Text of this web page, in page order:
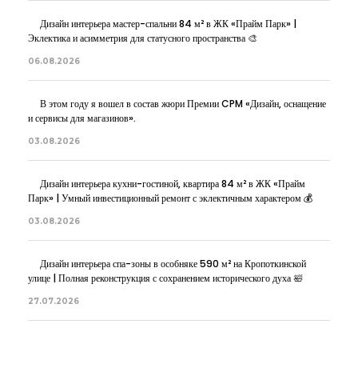
Дизайн интерьера мастер-спальни 84 м² в ЖК «Прайм Парк» |
Эклектика и асимметрия для статусного пространства 🎨
06.08.2026
В этом году я вошел в состав жюри Премии CPM «Дизайн, оснащение
и сервисы для магазинов».
03.08.2026
Дизайн интерьера кухни-гостиной, квартира 84 м² в ЖК «Прайм
Парк» | Умный инвестиционный ремонт с эклектичным характером 💰
03.08.2026
Дизайн интерьера спа-зоны в особняке 590 м² на Кропоткинской
улице | Полная реконструкция с сохранением исторического духа 🛀
27.07.2026